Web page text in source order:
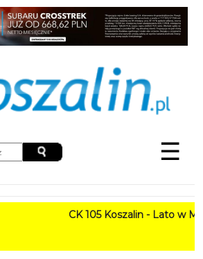
☰
CK 105 Koszalin - Lato w Mieście